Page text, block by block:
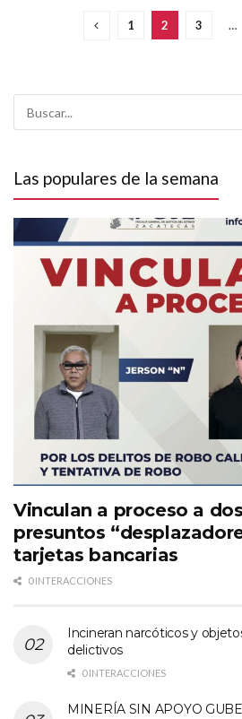
1 2 3 …
Las populares de la semana
Vinculan a proceso a dos
presuntos
tarjetas bancarias
0 INTERACCIONES
Incineran narcóticos y
delictivos
0 INTERACCIONES
MINERÍA SIN APOYO